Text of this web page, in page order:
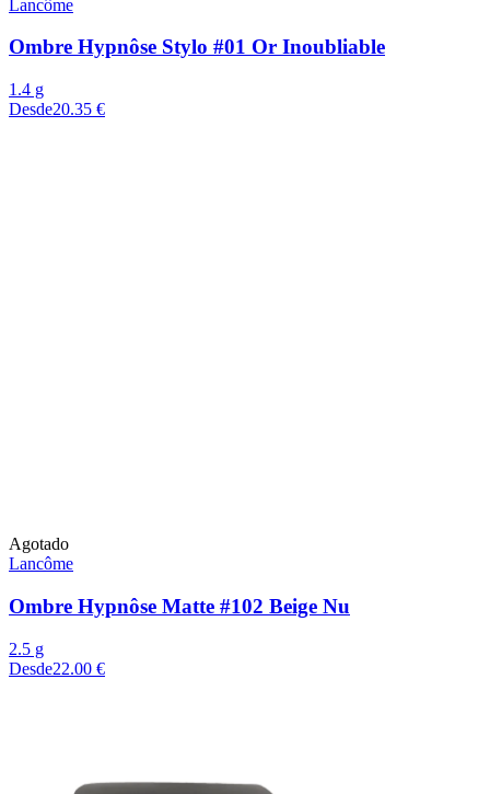
Lancôme
Ombre Hypnôse Stylo #01 Or Inoubliable
1.4 g
Desde20.35 €
Agotado
Lancôme
Ombre Hypnôse Matte #102 Beige Nu
2.5 g
Desde22.00 €